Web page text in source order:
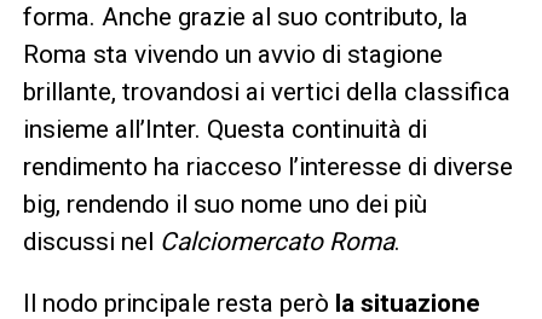
forma. Anche grazie al suo contributo, la
Roma sta vivendo un avvio di stagione
brillante, trovandosi ai vertici della classifica
insieme all’Inter. Questa continuità di
rendimento ha riacceso l’interesse di diverse
big, rendendo il suo nome uno dei più
discussi nel Calciomercato Roma.
Il nodo principale resta però la situazione